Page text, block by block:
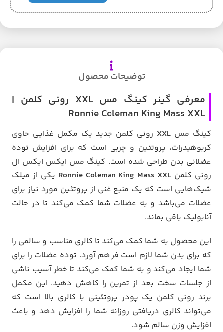
توضیحات محصول
معرفی گینر کینگ مس XXL رونی کلمن |
Ronnie Coleman King Mass XXL
کینگ مس XXL رونی کلمن جدید یک مکمل غذایی حاوی
کربوهیدرات، پروتئین و چربی است که برای افزایش توده
عضلانی بدن طراحی شده است. کینگ مس ایکس ایکس ال
رونی کلمن Ronnie Coleman King Mass XXL یکی از میلک
شیک‌هایی است که یک منبع غنی از پروتئین مورد نیاز برای
عضلات می‌باشد و به عضلات شما کمک می‌کند تا در حالت
آنابولیک باقی بماند.
این محصول به شما کمک می‌کند تا کالری مناسب و سالمی را
که برای بدن شما لازم است فراهم آورد. توده عضلات را برای
شما ایجاد می‌کند و به شما کمک می‌کند تا خطر آسیب ناشی
از جلسات سخت بعد از تمرین را کاهش دهید. این مکمل
برند رونی کلمن یک پودر پروتئینی با کالری بالا است که
می‌تواند کالری دریافتی روزانه شما را افزایش دهد و باعث
افزایش وزن سالم شود.